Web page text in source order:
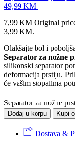
49,99 KM.
7,99KM Original
3,99 KM.
Olakšajte bol i
Separator za nožne
silikonski separator
deformacija prstiju.
će vašim stopalima
Separator za nožne
Dodaj u korpu Kupi
Dostava &